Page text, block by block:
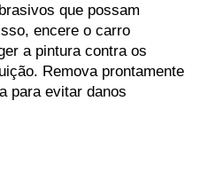
que possam
encere o carro
a pintura contra os
Remova prontamente
para evitar danos